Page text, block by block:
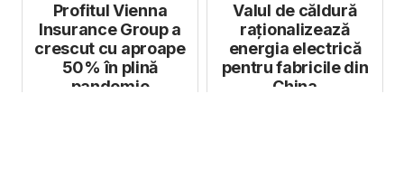
Profitul Vienna
Insurance Group a
crescut cu aproape
50% în plină
pandemie
Valul de căldură
raționalizează
energia electrică
pentru fabricile din
China